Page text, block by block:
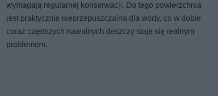
wymagają regularnej konserwacji. Do tego powierzchnia
jest praktycznie nieprzepuszczalna dla wody, co w dobie
coraz częstszych nawalnych deszczy staje się realnym
problemem.